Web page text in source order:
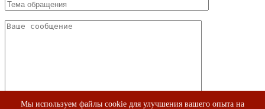
Мы используем файлы cookie для улучшения вашего опыта на